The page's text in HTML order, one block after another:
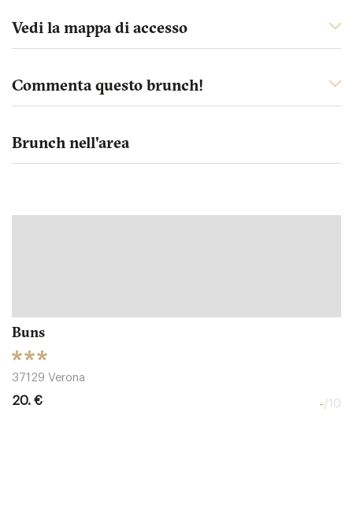
Vedi la mappa di accesso
Commenta questo brunch!
Brunch nell'area
Buns
37129 Verona
20. € -/10